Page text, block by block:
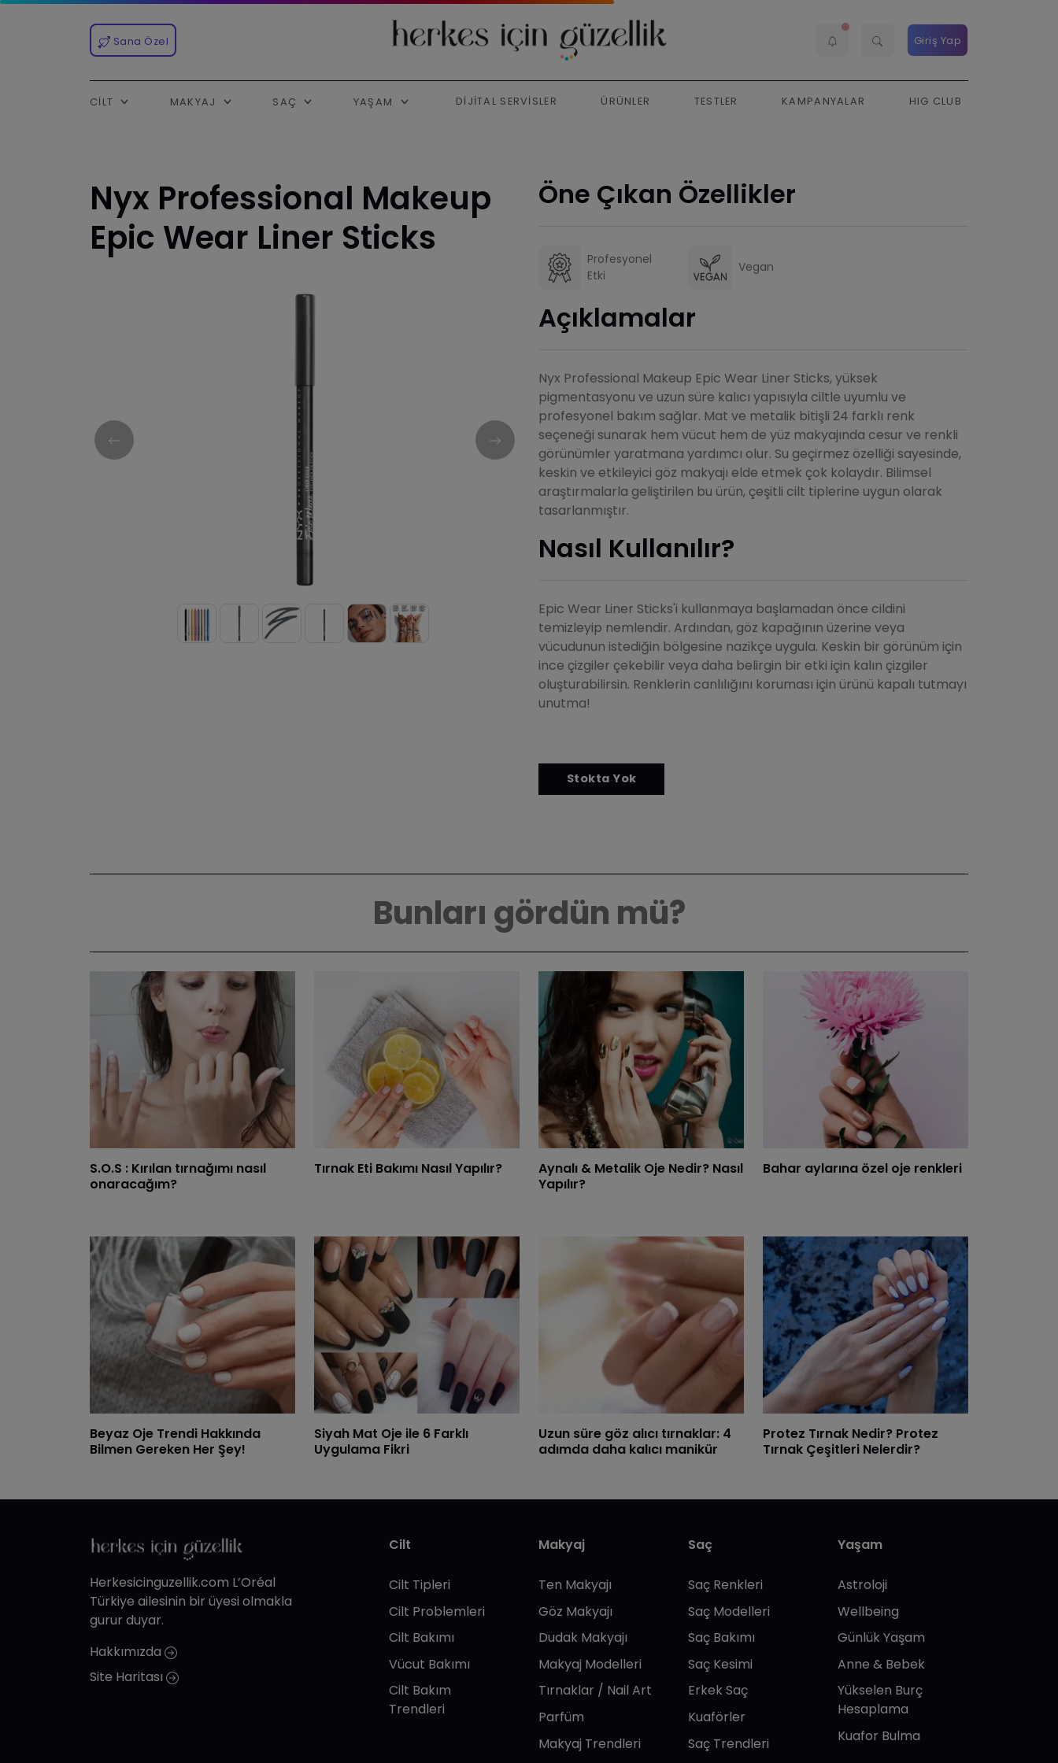
Sana Özel Giriş Yap
CILT MAKYAJ SAÇ YAŞAM DIJITAL SERVISLER ÜRÜNLER TESTLER KAMPANYALAR HIG CLUB
Nyx Professional Makeup
Epic Wear Liner Sticks
Öne Çıkan Özellikler
Profesyonel
Etki
Vegan
Açıklamalar
Nyx Professional Makeup Epic Wear Liner Sticks, yüksek
pigmentasyonu ve uzun süre kalıcı yapısıyla ciltle uyumlu ve
profesyonel bakım sağlar. Mat ve metalik bitişli 24 farklı renk
seçeneği sunarak hem vücut hem de yüz makyajında cesur ve renkli
görünümler yaratmana yardımcı olur. Su geçirmez özelliği sayesinde,
keskin ve etkileyici göz makyajı elde etmek çok kolaydır. Bilimsel
araştırmalarla geliştirilen bu ürün, çeşitli cilt tiplerine uygun olarak
tasarlanmıştır.
Nasıl Kullanılır?
Epic Wear Liner Sticks'i kullanmaya başlamadan önce cildini
temizleyip nemlendir. Ardından, göz kapağının üzerine veya
vücudunun istediğin bölgesine nazikçe uygula. Keskin bir görünüm için
ince çizgiler çekebilir veya daha belirgin bir etki için kalın çizgiler
oluşturabilirsin. Renklerin canlılığını koruması için ürünü kapalı tutmayı
unutma!
Bunları gördün mü?
S.O.S : Kırılan tırnağımı nasıl
onaracağım?
Tırnak Eti Bakımı Nasıl Yapılır?
Aynalı & Metalik Oje Nedir? Nasıl
Yapılır?
Bahar aylarına özel oje renkleri
Beyaz Oje Trendi Hakkında
Bilmen Gereken Her Şey!
Siyah Mat Oje ile 6 Farklı
Uygulama Fikri
Uzun süre göz alıcı tırnaklar: 4
adımda daha kalıcı manikür
Protez Tırnak Nedir? Protez
Tırnak Çeşitleri Nelerdir?
Herkesicinguzellik.com L’Oréal
Türkiye ailesinin bir üyesi olmakla
gurur duyar.
Hakkımızda
Site Haritası
Cilt
Cilt Tipleri
Cilt Problemleri
Cilt Bakımı
Vücut Bakımı
Cilt Bakım
Trendleri
Makyaj
Ten Makyajı
Göz Makyajı
Dudak Makyajı
Makyaj Modelleri
Tırnaklar / Nail Art
Parfüm
Makyaj Trendleri
Saç
Saç Renkleri
Saç Modelleri
Saç Bakımı
Saç Kesimi
Erkek Saç
Kuaförler
Saç Trendleri
Yaşam
Astroloji
Wellbeing
Günlük Yaşam
Anne & Bebek
Yükselen Burç
Hesaplama
Kuafor Bulma